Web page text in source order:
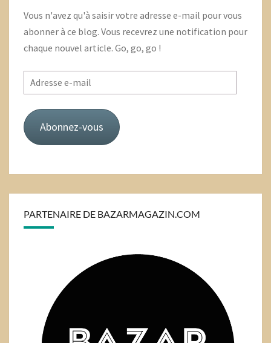
Vous n'avez qu'à saisir votre adresse e-mail pour vous
abonner à ce blog. Vous recevrez une notification pour
chaque nouvel article. Go, go, go !
Adresse
e-
mail
Abonnez-vous
PARTENAIRE DE BAZARMAGAZIN.COM